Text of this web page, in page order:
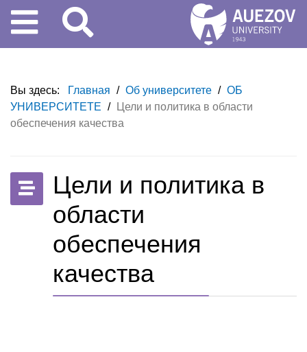
Вы здесь: Главная / Об университете / ОБ
УНИВЕРСИТЕТЕ /
Цели и политика в области
обеспечения качества
Цели и политика в
области
обеспечения
качества